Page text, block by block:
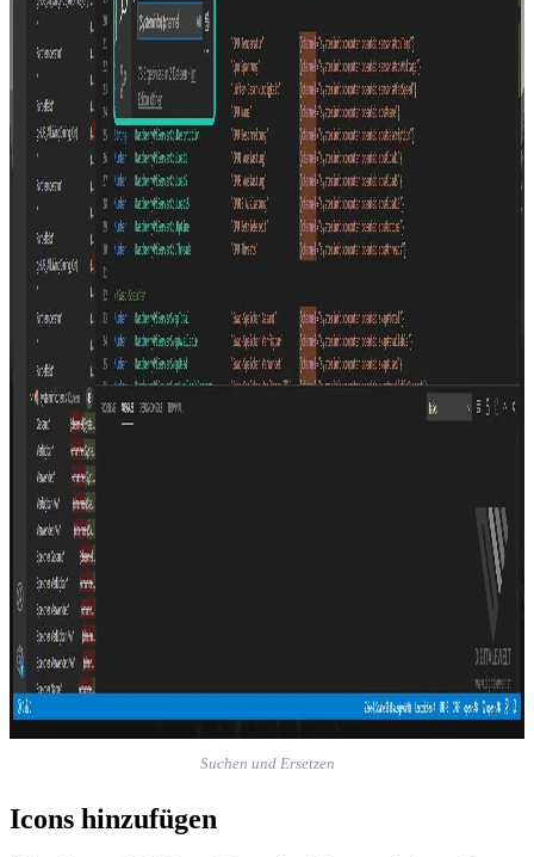
Suchen und Ersetzen
Icons hinzufügen